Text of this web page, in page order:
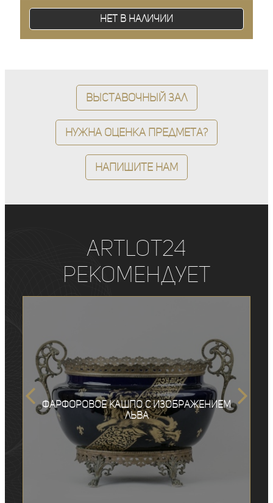
Нет в наличии
Выставочный зал
Нужна оценка предмета?
Напишите нам
ArtLot24
рекомендует
Фарфоровое кашпо с изображением
льва